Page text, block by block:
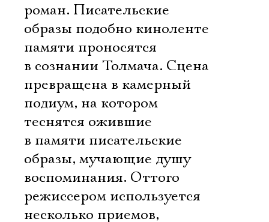
роман. Писательские
образы подобно киноленте
памяти проносятся
в сознании Толмача. Сцена
превращена в камерный
подиум, на котором
теснятся ожившие
в памяти писательские
образы, мучающие душу
воспоминания. Оттого
режиссером используется
несколько приемов,